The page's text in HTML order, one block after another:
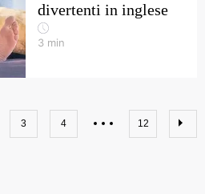
divertenti in inglese
3 min
3 4 12